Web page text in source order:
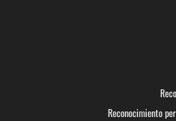
Reconocimiento